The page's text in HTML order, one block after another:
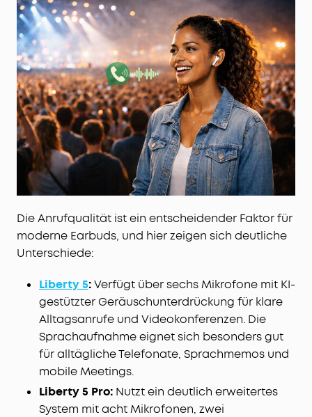
Die Anrufqualität ist ein entscheidender Faktor für
moderne Earbuds, und hier zeigen sich deutliche
Unterschiede:
Liberty 5:Verfügt über sechs Mikrofone mit KI-
gestützter Geräuschunterdrückung für klare
Alltagsanrufe und Videokonferenzen. Die
Sprachaufnahme eignet sich besonders gut
für alltägliche Telefonate, Sprachmemos und
mobile Meetings.
Liberty 5 Pro: Nutzt ein deutlich erweitertes
System mit acht Mikrofonen, zwei